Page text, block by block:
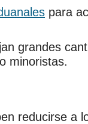
para
grandes
minoristas.
reducirse a